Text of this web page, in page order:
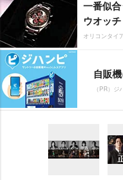
一番似
ウオッチ
オリコンタイ
自販
（PR）ジ